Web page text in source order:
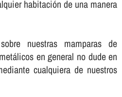
habitación de una manera
nuestras mamparas de
en general no dude en
cualquiera de nuestros